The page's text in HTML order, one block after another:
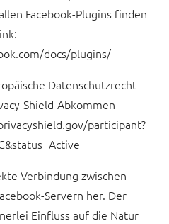
Facebook-Plugins finden
docs/plugins/
Datenschutzrecht
Shield-Abkommen
participant?
Verbindung zwischen
Servern her. Der
Einfluss auf die Natur